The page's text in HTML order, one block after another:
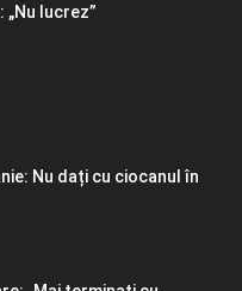
lucrez”
Nu dați cu ciocanul în